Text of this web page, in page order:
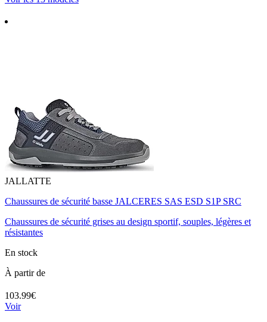
JALLATTE
Chaussures de sécurité basse JALCERES SAS ESD S1P SRC
Chaussures de sécurité grises au design sportif, souples, légères et
résistantes
En stock
À partir de
103.99€
Voir